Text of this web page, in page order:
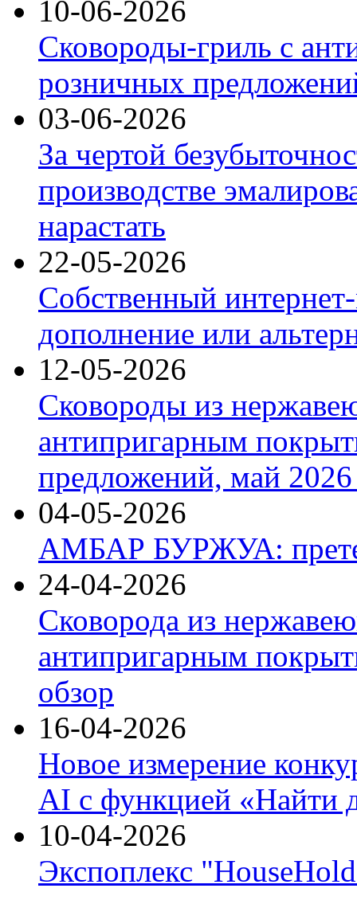
10-06-2026
Сковороды-гриль с
розничных
03-06-2026
За чертой
производстве
нарастать
22-05-2026
Собственный
дополнение или
12-05-2026
Сковороды из
антипригарным
предложений, май 2026
04-05-2026
АМБАР БУРЖУА:
24-04-2026
Сковорода из
антипригарным
обзор
16-04-2026
Новое измерение
AI с функцией «Найти
10-04-2026
Экспоплекс